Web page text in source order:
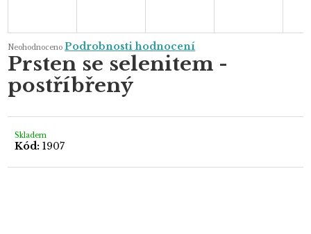
Průměrné
produktu
je
0,0
5
Neohodnoceno Podrobnosti hodnocení
Prsten se selenitem -
postříbřený
Skladem
Kód: 1907